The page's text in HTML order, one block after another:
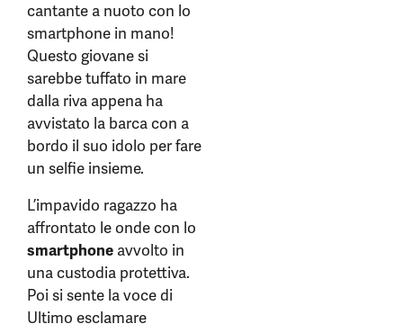
cantante a nuoto con lo
smartphone in mano!
Questo giovane si
sarebbe tuffato in mare
dalla riva appena ha
avvistato la barca con a
bordo il suo idolo per fare
un selfie insieme.
L’impavido ragazzo ha
affrontato le onde con lo
smartphone avvolto in
una custodia protettiva.
Poi si sente la voce di
Ultimo esclamare